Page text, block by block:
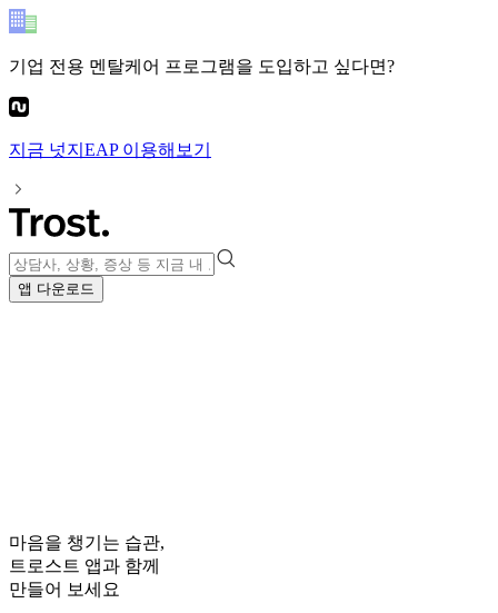
기업 전용 멘탈케어 프로그램을 도입하고 싶다면?
지금 넛지EAP이용해보기
앱 다운로드
마음을 챙기는 습관,
트로스트 앱과 함께
만들어 보세요